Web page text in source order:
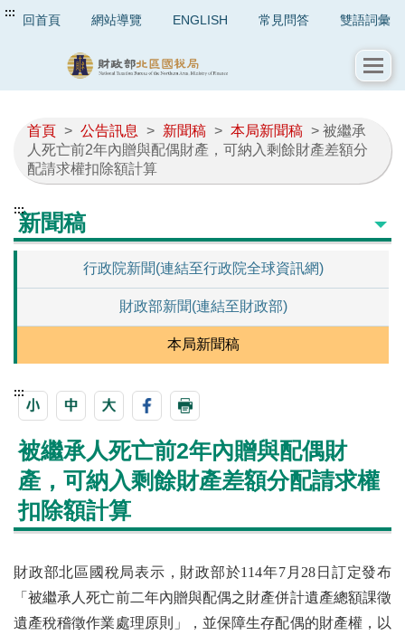
::: 回首頁 網站導覽 ENGLISH 常見問答 雙語詞彙
首頁 > 公告訊息 > 新聞稿 > 本局新聞稿 > 被繼承
人死亡前2年內贈與配偶財產，可納入剩餘財產差額分
配請求權扣除額計算
:::新聞稿
行政院新聞(連結至行政院全球資訊網)
財政部新聞(連結至財政部)
本局新聞稿
:::
被繼承人死亡前2年內贈與配偶財
產，可納入剩餘財產差額分配請求權
扣除額計算
財政部北區國稅局表示，財政部於114年7月28日訂定發布
「被繼承人死亡前二年內贈與配偶之財產併計遺產總額課徵
遺產稅稽徵作業處理原則」，並保障生存配偶的財產權，以